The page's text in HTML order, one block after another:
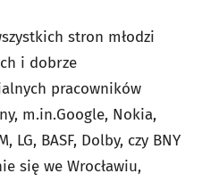
stron młodzi
i dobrze
pracowników
m.in.Google, Nokia,
LG, BASF, Dolby, czy BNY
się we Wrocławiu,